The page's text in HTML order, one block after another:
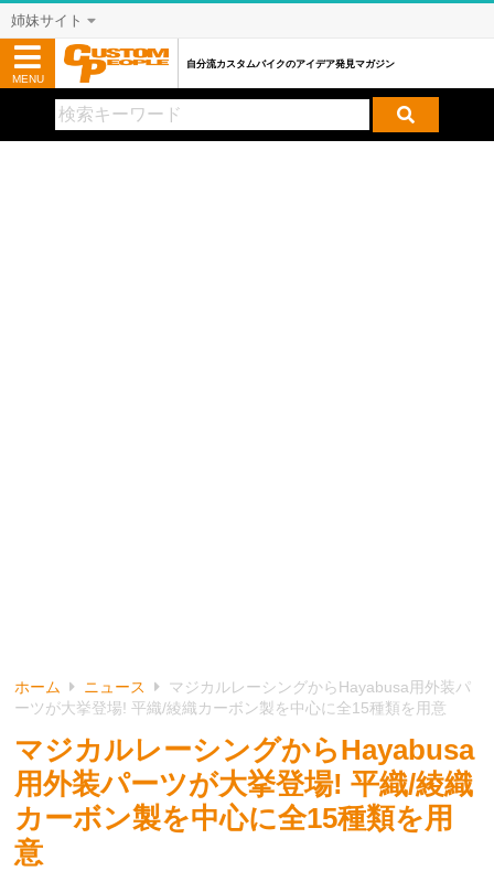
ホーム ニュース
マジカルレーシングからHayabusa用外装パ
ーツが大挙登場! 平織/綾織カーボン製を中心に全15種類を用意
マジカルレーシングからHayabusa
用外装パーツが大挙登場! 平織/綾織
カーボン製を中心に全15種類を用
意
姉妹サイト
MENU
自分流カスタムバイクのアイデア発見マガジン